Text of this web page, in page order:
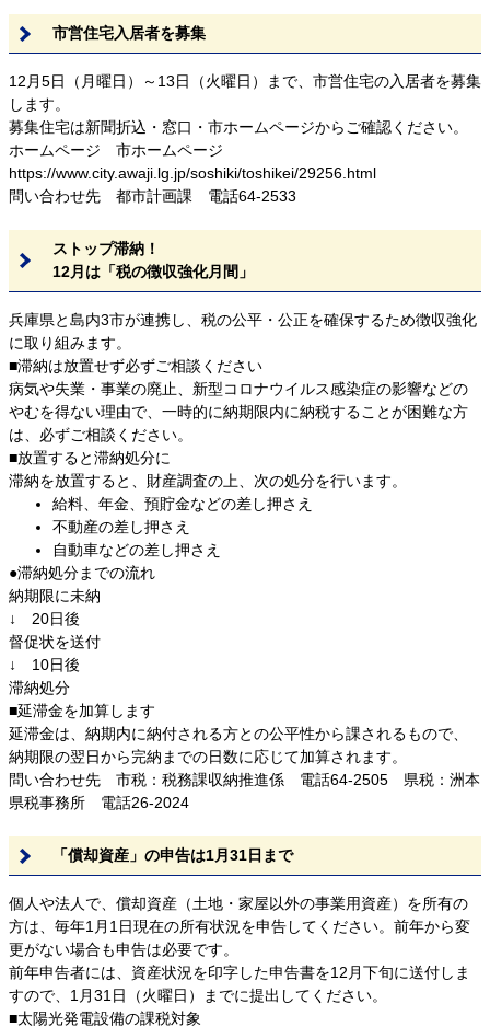
市営住宅入居者を募集
12月5日（月曜日）～13日（火曜日）まで、市営住宅の入居者を募集
します。
募集住宅は新聞折込・窓口・市ホームページからご確認ください。
ホームページ 市ホームページ
https://www.city.awaji.lg.jp/soshiki/toshikei/29256.html
問い合わせ先 都市計画課 電話64-2533
ストップ滞納！
12月は「税の徴収強化月間」
兵庫県と島内3市が連携し、税の公平・公正を確保するため徴収強化
に取り組みます。
■滞納は放置せず必ずご相談ください
病気や失業・事業の廃止、新型コロナウイルス感染症の影響などの
やむを得ない理由で、一時的に納期限内に納税することが困難な方
は、必ずご相談ください。
■放置すると滞納処分に
滞納を放置すると、財産調査の上、次の処分を行います。
給料、年金、預貯金などの差し押さえ
不動産の差し押さえ
自動車などの差し押さえ
●滞納処分までの流れ
納期限に未納
↓ 20日後
督促状を送付
↓ 10日後
滞納処分
■延滞金を加算します
延滞金は、納期内に納付される方との公平性から課されるもので、
納期限の翌日から完納までの日数に応じて加算されます。
問い合わせ先 市税：税務課収納推進係 電話64-2505 県税：洲本
県税事務所 電話26-2024
「償却資産」の申告は1月31日まで
個人や法人で、償却資産（土地・家屋以外の事業用資産）を所有の
方は、毎年1月1日現在の所有状況を申告してください。前年から変
更がない場合も申告は必要です。
前年申告者には、資産状況を印字した申告書を12月下旬に送付しま
すので、1月31日（火曜日）までに提出してください。
■太陽光発電設備の課税対象